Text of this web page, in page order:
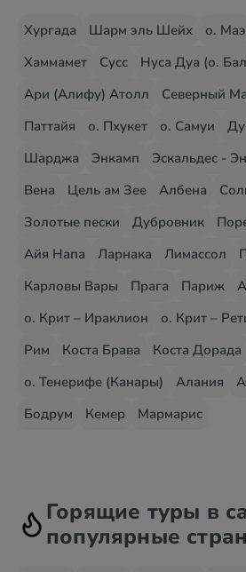
Хургада Шарм эль Шейх о. Маэ
Хаммамет
Сусс
Нуса Дуа (о.
Ари (Алифу) Атолл
Северный
Паттайя
о. Пхукет о. Самуи
Шарджа
Энкамп Эскальдес -
Вена
Цель ам Зее Албена
Золотые пески
Дубровник
Айя Напа
Ларнака Лимассол
Карловы Вары
Прага Париж
о. Крит – Ираклион
о. Крит –
Рим
Коста Брава Коста Дорада
о. Тенерифе (Канары)
Алания
Бодрум
Кемер Мармарис
Горящие туры в
популярные